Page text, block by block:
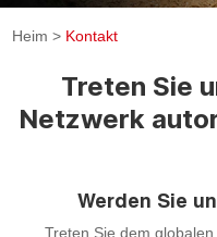
Heim > Kontakt
Treten Sie
Netzwerk
Werden Sie
Treten Sie dem